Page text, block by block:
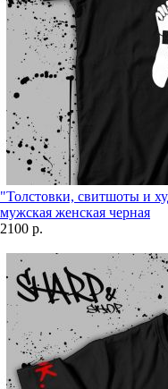
"Толстовки, свитшоты и
мужская женская черная
2100 р.